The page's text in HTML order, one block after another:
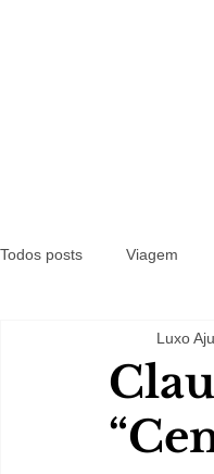
Todos posts Viagem
Luxo Aju